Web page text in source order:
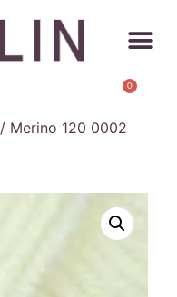
0
/ Merino 120 0002